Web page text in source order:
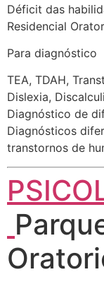
Déficit das
Residencial
Para diagnóstico
TEA, TDAH,
Dislexia,
Diagnóstico de
Diagnósticos
transtornos de